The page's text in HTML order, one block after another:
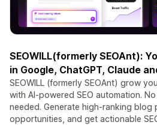
SEOWILL(formerly SEOAnt):
in Google, ChatGPT, Claude
SEOWILL (formerly SEOAnt) grow
with AI-powered SEO automation.
needed. Generate high-ranking
opportunities, and get actionable